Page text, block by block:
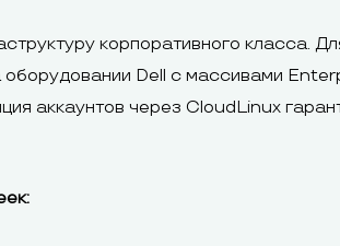
корпоративного класса.
Dell с массивами
аккаунтов через CloudLinux